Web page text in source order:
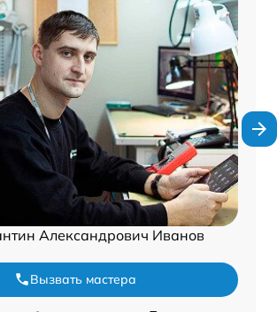
Александрович Иванов
Вызвать мастера